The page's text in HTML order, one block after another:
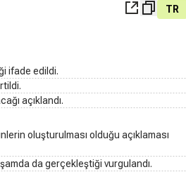
TR
ifade edildi.
açıklandı.
oluşturulması olduğu açıklaması
da gerçekleştiği vurgulandı.